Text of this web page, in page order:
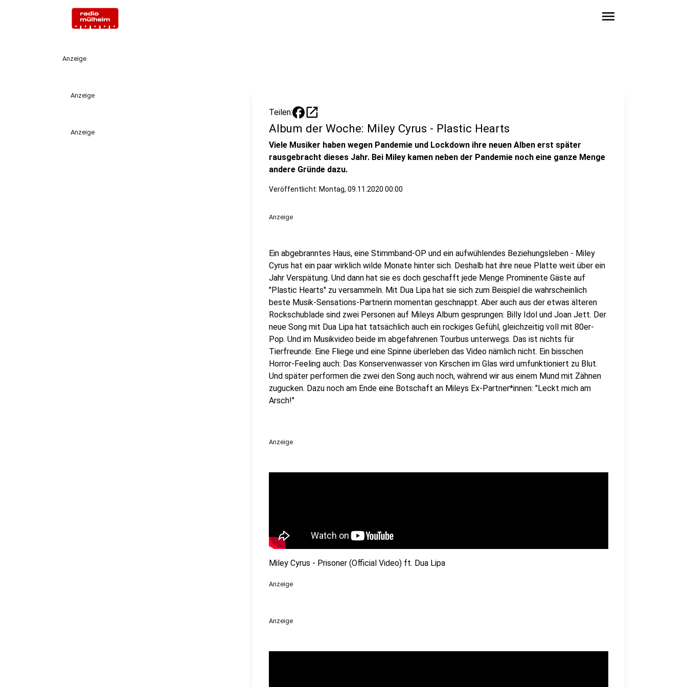
menu
Anzeige
Anzeige
Anzeige
Teilen: open_in_new
Album der Woche: Miley Cyrus - Plastic Hearts
Viele Musiker haben wegen Pandemie und Lockdown ihre neuen Alben erst später
rausgebracht dieses Jahr. Bei Miley kamen neben der Pandemie noch eine ganze Menge
andere Gründe dazu.
Veröffentlicht: Montag, 09.11.2020 00:00
Anzeige
Ein abgebranntes Haus, eine Stimmband-OP und ein aufwühlendes Beziehungsleben - Miley
Cyrus hat ein paar wirklich wilde Monate hinter sich. Deshalb hat ihre neue Platte weit über ein
Jahr Verspätung. Und dann hat sie es doch geschafft jede Menge Prominente Gäste auf
"Plastic Hearts" zu versammeln. Mit Dua Lipa hat sie sich zum Beispiel die wahrscheinlich
beste Musik-Sensations-Partnerin momentan geschnappt. Aber auch aus der etwas älteren
Rockschublade sind zwei Personen auf Mileys Album gesprungen: Billy Idol und Joan Jett. Der
neue Song mit Dua Lipa hat tatsächlich auch ein rockiges Gefühl, gleichzeitig voll mit 80er-
Pop. Und im Musikvideo beide im abgefahrenen Tourbus unterwegs. Das ist nichts für
Tierfreunde: Eine Fliege und eine Spinne überleben das Video nämlich nicht. Ein bisschen
Horror-Feeling auch: Das Konservenwasser von Kirschen im Glas wird umfunktioniert zu Blut.
Und später performen die zwei den Song auch noch, während wir aus einem Mund mit Zähnen
zugucken. Dazu noch am Ende eine Botschaft an Mileys Ex-Partner*innen: "Leckt mich am
Arsch!"
Anzeige
Miley Cyrus - Prisoner (Official Video) ft. Dua Lipa
Anzeige
Anzeige